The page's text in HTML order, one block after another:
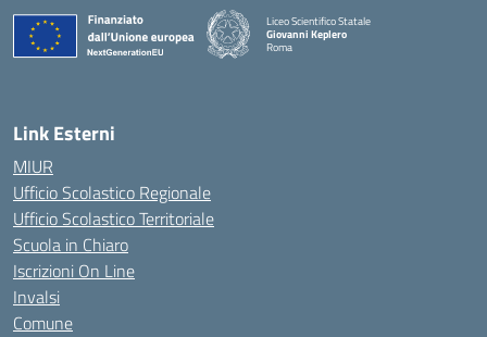
Liceo Scientifico Statale
Giovanni Keplero
Roma
Link Esterni
MIUR
Ufficio Scolastico Regionale
Ufficio Scolastico Territoriale
Scuola in Chiaro
Iscrizioni On Line
Invalsi
Comune